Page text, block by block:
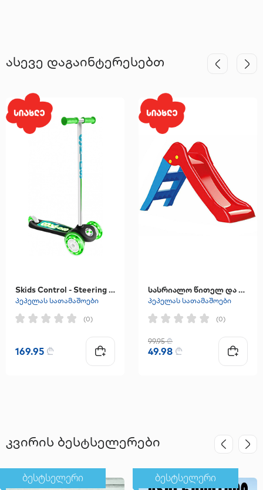
ასევე დაგაინტერესებთ
Skids Control - Steering Scooter Lighting Wheels 3 Wheels
პეპელას სათამაშოები
(0)
169.95 ₾
სასრიალო წითელ და ლურჯ ფერებში
პეპელას სათამაშოები
(0)
99.95₾
49.98 ₾
კვირის ბესტსელერები
ბესტსელერი ბესტსელერი